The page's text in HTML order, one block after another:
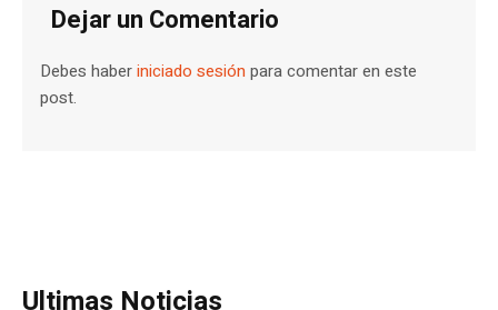
Dejar un Comentario
Debes haberiniciado sesión para comentar en este
post.
Ultimas Noticias